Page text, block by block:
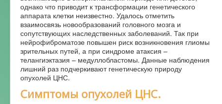
однако что приводит к трансформации генетического
аппарата клетки неизвестно. Удалось отметить
взаимосвязь новообразований головного мозга и
сопутствующих наследственных заболеваний. Так при
нейрофиброматозе повышен риск возникновения глиомы
зрительных путей, а при синдроме атаксия –
телангиэктазия – медуллобластомы. Данные наблюдения
лишний раз подчеркивают генетическую природу
опухолей ЦНС.
Симптомы опухолей ЦНС.